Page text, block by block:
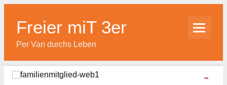
Skip
contentFreier miT 3er
Per Van durchs Leben